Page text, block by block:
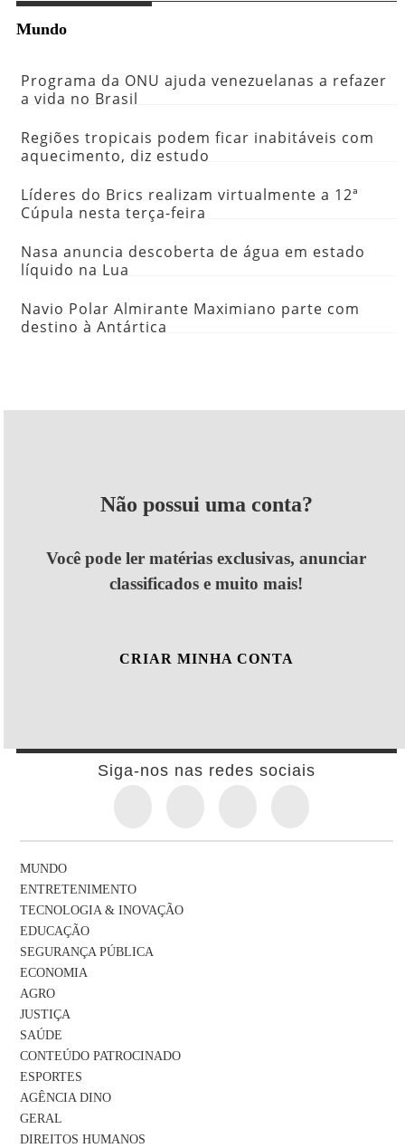
Mundo
Programa da ONU ajuda venezuelanas a refazer
a vida no Brasil
Regiões tropicais podem ficar inabitáveis com
aquecimento, diz estudo
Líderes do Brics realizam virtualmente a 12ª
Cúpula nesta terça-feira
Nasa anuncia descoberta de água em estado
líquido na Lua
Navio Polar Almirante Maximiano parte com
destino à Antártica
Não possui uma conta?
Você pode ler matérias exclusivas, anunciar
classificados e muito mais!
CRIAR MINHA CONTA
Siga-nos nas redes sociais
MUNDO
ENTRETENIMENTO
TECNOLOGIA & INOVAÇÃO
EDUCAÇÃO
SEGURANÇA PÚBLICA
ECONOMIA
AGRO
JUSTIÇA
SAÚDE
CONTEÚDO PATROCINADO
ESPORTES
AGÊNCIA DINO
GERAL
DIREITOS HUMANOS